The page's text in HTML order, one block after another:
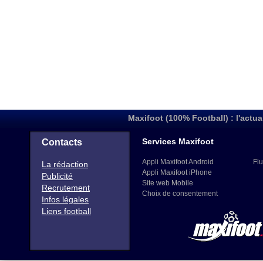
Maxifoot (100% Football) :
Contacts
La rédaction
Publicité
Recrutement
Infos légales
Liens football
Services Maxifoot
Appli Maxifoot Android
Appli Maxifoot iPhone
Site web Mobile
Choix de consentement